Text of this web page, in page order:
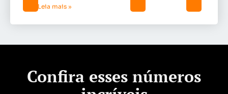
Leia mais »
Confira esses números